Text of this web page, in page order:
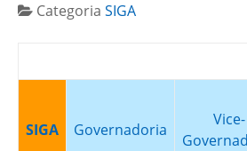
Categoria SIGA
SIGA Governadoria
Vice-